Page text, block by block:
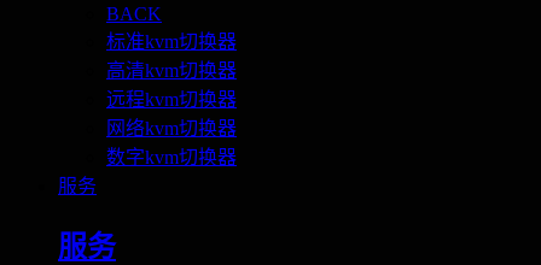
BACK
标准kvm切换器
高清kvm切换器
远程kvm切换器
网络kvm切换器
数字kvm切换器
服务
服务